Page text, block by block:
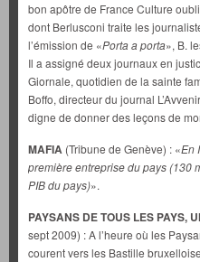
bon apôtre de France Culture
dont Berlusconi traite les
l’émission de «Porta a porta», B.
Il a assigné deux journaux en
Giornale, quotidien de la sainte
Boffo, directeur du journal
digne de donner des leçons de
MAFIA (Tribune de Genève) : «En
première entreprise du pays (130
PIB du pays)».
PAYSANS DE TOUS LES PAYS,
sept 2009) : A l’heure où les
courent vers les Bastille